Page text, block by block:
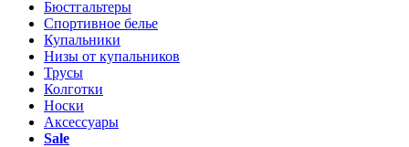
Бюстгальтеры
Спортивное белье
Купальники
Низы от купальников
Трусы
Колготки
Носки
Аксессуары
Sale